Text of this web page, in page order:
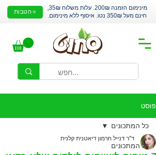
⭐הטבות
מינימום הזמנה 200₪. עלות משלוח 35₪,
חינם מעל 350₪ נטו. איסוף ללא מינימום.
פוסט
כל המתכונים
כל המתכונים
ד''ר דנייל חרמון דיאטנית קלנית